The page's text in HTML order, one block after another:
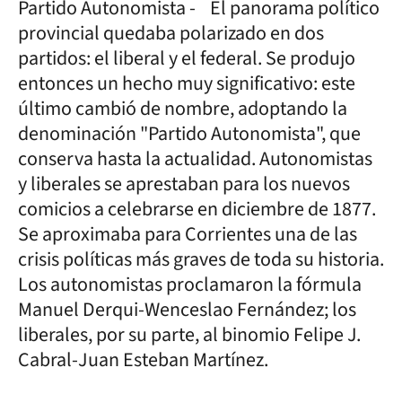
Partido Autonomista - El panorama político
provincial quedaba polarizado en dos
partidos: el liberal y el federal. Se produjo
entonces un hecho muy significativo: este
último cambió de nombre, adoptando la
denominación "Partido Autonomista", que
conserva hasta la actualidad. Autonomistas
y liberales se aprestaban para los nuevos
comicios a celebrarse en diciembre de 1877.
Se aproximaba para Corrientes una de las
crisis políticas más graves de toda su historia.
Los autonomistas proclamaron la fórmula
Manuel Derqui-Wenceslao Fernández; los
liberales, por su parte, al binomio Felipe J.
Cabral-Juan Esteban Martínez.